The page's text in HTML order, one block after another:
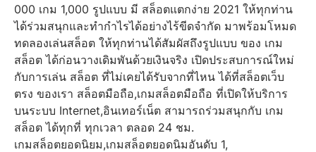
000 เกม 1,000 รูปแบบ มี สล็อตแตกง่าย 2021 ให้ทุกท่าน
ได้ร่วมสนุกและทำกำไรได้อย่างไร้ขีดจำกัด มาพร้อมโหมด
ทดลองเล่นสล็อต ให้ทุกท่านได้สัมผัสถึงรูปแบบ ของ เกม
สล็อต ได้ก่อนวางเดิมพันด้วยเงินจริง เปิดประสบการณ์ใหม่
กับการเล่น สล็อต ที่ไม่เคยได้รับจากที่ไหน ได้ที่สล็อตเว็บ
ตรง ของเรา สล็อตมือถือ,เกมสล็อตมือถือ ที่เปิดให้บริการ
บนระบบ Internet,อินเทอร์เน็ต สามารถร่วมสนุกกับ เกม
สล็อต ได้ทุกที่ ทุกเวลา ตลอด 24 ชม.
เกมสล็อตยอดนิยม,เกมสล็อตยอดนิมอันดับ 1,